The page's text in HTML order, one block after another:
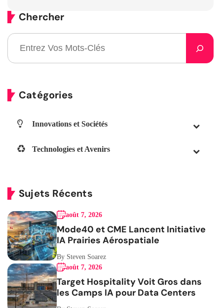
Chercher
Catégories
Innovations et Sociétés
Technologies et Avenirs
Sujets Récents
août 7, 2026
Mode40 et CME Lancent Initiative
IA Prairies Aérospatiale
By Steven Soarez
août 7, 2026
Target Hospitality Voit Gros dans
les Camps IA pour Data Centers